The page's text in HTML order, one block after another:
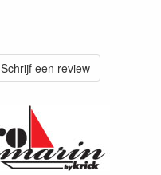
Schrijf een review